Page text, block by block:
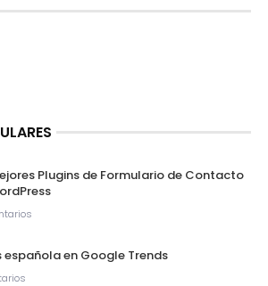
Plugins de Formulario de Contacto
española en Google Trends